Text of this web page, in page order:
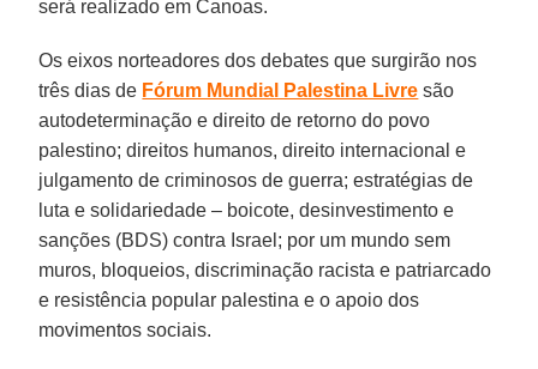
será realizado em Canoas.
Os eixos norteadores dos debates que surgirão nos
três dias de Fórum Mundial Palestina Livre são
autodeterminação e direito de retorno do povo
palestino; direitos humanos, direito internacional e
julgamento de criminosos de guerra; estratégias de
luta e solidariedade – boicote, desinvestimento e
sanções (BDS) contra Israel; por um mundo sem
muros, bloqueios, discriminação racista e patriarcado
e resistência popular palestina e o apoio dos
movimentos sociais.